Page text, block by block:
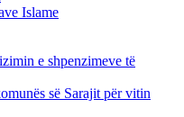
Islame
e shpenzimeve të
së Sarajit për vitin